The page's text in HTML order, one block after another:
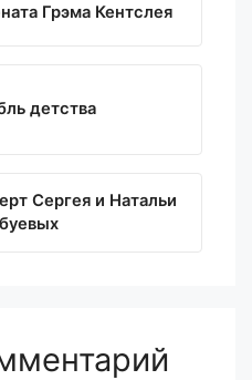
Грэма Кентслея
детства
Сергея и Натальи